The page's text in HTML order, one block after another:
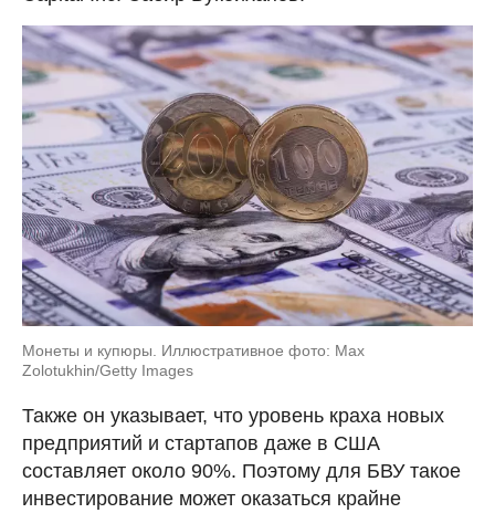
Монеты и купюры. Иллюстративное фото: Max
Zolotukhin/Getty Images
Также он указывает, что уровень краха новых
предприятий и стартапов даже в США
составляет около 90%. Поэтому для БВУ такое
инвестирование может оказаться крайне